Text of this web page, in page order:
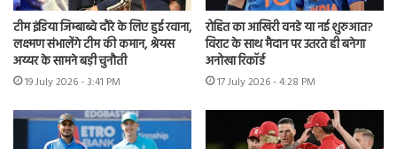
टीम इंडिया जिम्बाब्वे दौरे के लिए हुई रवाना,
लक्ष्मण संभालेंगे टीम की कमान, श्रेयस
अय्यर के सामने बड़ी चुनौती
19 July 2026 - 3:41 PM
रोहित का आखिरी वनडे या नई शुरुआत?
विराट के साथ मैदान पर उतरते ही बनेगा
अनोखा रिकॉर्ड
17 July 2026 - 4:28 PM